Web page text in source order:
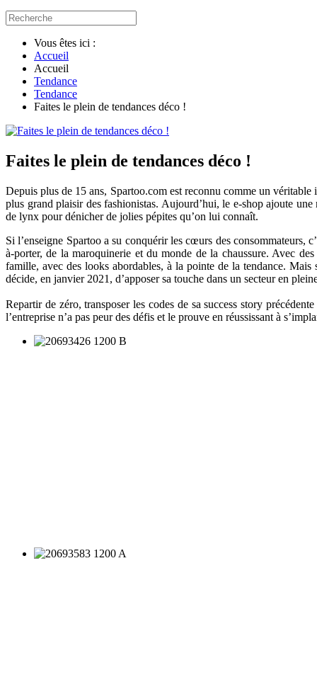
Vous êtes ici :
Accueil
Accueil
Tendance
Tendance
Faites le plein de tendances déco !
Faites le plein de tendances déco !
Depuis plus de 15 ans, Spartoo.com est reconnu comme un véritable
plus grand plaisir des fashionistas. Aujourd’hui, le e-shop ajoute
de lynx pour dénicher de jolies pépites qu’on lui connaît.
Si l’enseigne Spartoo a su conquérir les cœurs des consommateurs,
à-porter, de la maroquinerie et du monde de la chaussure. Avec
famille, avec des looks abordables, à la pointe de la tendance. Mais
décide, en janvier 2021, d’apposer sa touche dans un secteur en
Repartir de zéro, transposer les codes de sa success story
l’entreprise n’a pas peur des défis et le prouve en réussissant à